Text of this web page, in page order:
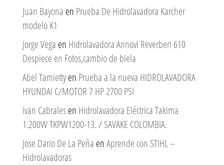
Juan Bayona en Prueba De Hidrolavadora Karcher
modelo K1
Jorge Vega en Hidrolavadora Annovi Reverberi 610
Despiece en Fotos,cambio de biela
Abel Tamiettyen Prueba a la nueva HIDROLAVADORA
HYUNDAI C/MOTOR 7 HP 2700 PSI
Ivan Cabralesen Hidrolavadora Eléctrica Takima
1.200W TKPW1200-13. / SAVAKE COLOMBIA.
Jose Dario De La Peña enAprende con STIHL –
Hidrolavadoras